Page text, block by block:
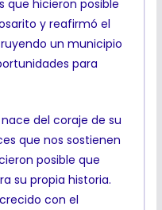
que hicieron posible
y reafirmó el
un municipio
para
del coraje de su
que nos sostienen
posible que
su propia historia.
con el